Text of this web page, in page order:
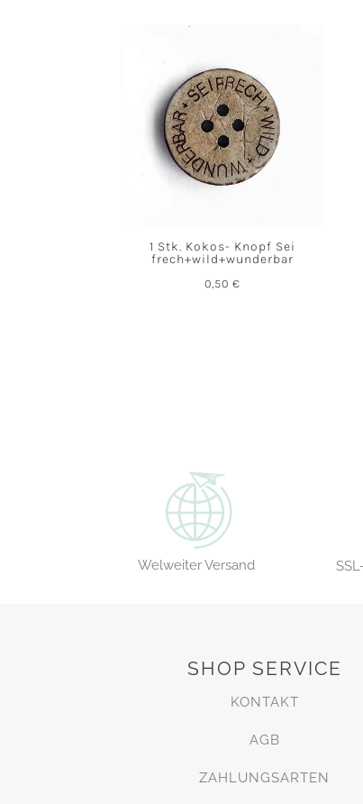
1 Stk. Kokos- Knopf Sei
frech+wild+wunderbar
0,50 €
Welweiter Versand
SHOP SERVICE
KONTAKT
AGB
ZAHLUNGSARTEN